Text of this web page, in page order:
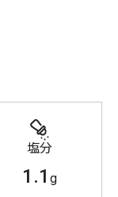
塩分
1.1g